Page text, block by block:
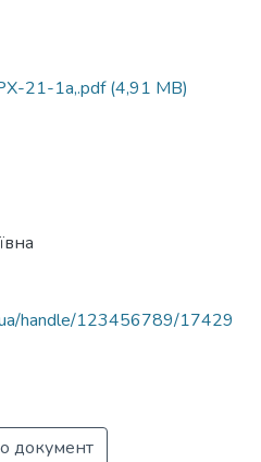
21-1а,.pdf(4,91 MB)
handle/123456789/17429
документ